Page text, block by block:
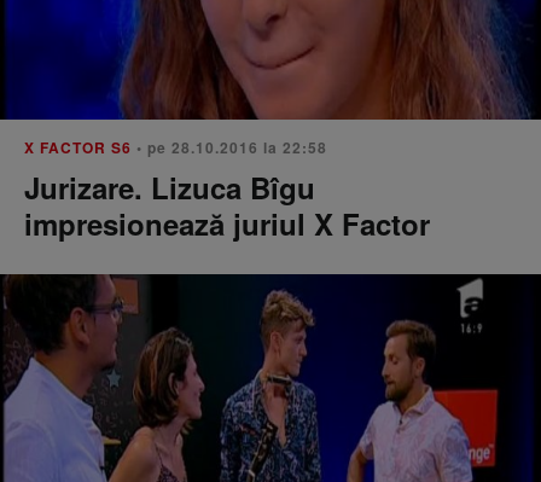
X FACTOR S6 • pe 28.10.2016 la 22:58
Jurizare. Lizuca Bîgu
impresionează juriul X Factor